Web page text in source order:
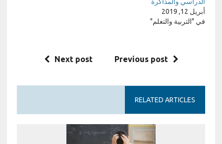
الدراسي والمذاكرة
أبريل 12, 2019
في "التربية والتعلم"
Previous post
Next post
RELATED ARTICLES